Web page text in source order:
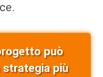
può
strategia più